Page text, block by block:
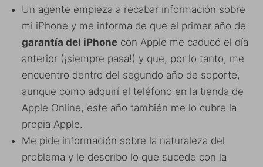
Un agente empieza a recabar información sobre
mi iPhone y me informa de que el primer año de
garantía del iPhone con Apple me caducó el día
anterior (¡siempre pasa!) y que, por lo tanto, me
encuentro dentro del segundo año de soporte,
aunque como adquirí el teléfono en la tienda de
Apple Online, este año también me lo cubre la
propia Apple.
Me pide información sobre la naturaleza del
problema y le describo lo que sucede con la